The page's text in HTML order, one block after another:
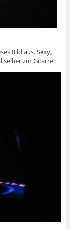
Bild aus. Sexy,
selber zur Gitarre.